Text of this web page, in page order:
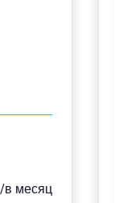
/в месяц